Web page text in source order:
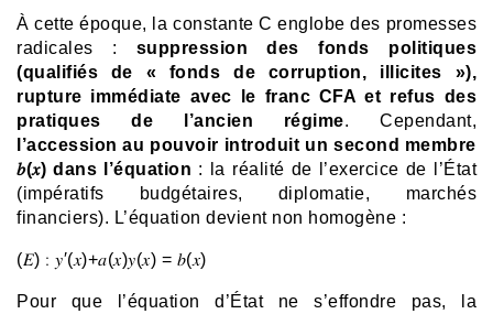
À cette époque, la constante C englobe des promesses
radicales : suppression des fonds politiques
(qualifiés de « fonds de corruption, illicites »),
rupture immédiate avec le franc CFA et refus des
pratiques de l’ancien régime. Cependant,
l’accession au pouvoir introduit un second membre
𝑏(𝑥) dans l’équation : la réalité de l’exercice de l’État
(impératifs budgétaires, diplomatie, marchés
financiers). L’équation devient non homogène :
(𝐸) ∶ 𝑦′(𝑥)+𝑎(𝑥)𝑦(𝑥) = 𝑏(𝑥)
Pour que l’équation d’État ne s’effondre pas, la